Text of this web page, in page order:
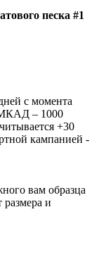
песка #1
с момента
МКАД – 1000
+30
кампанией -
вам образца
размера и